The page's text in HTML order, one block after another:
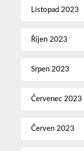
Listopad 2023
Říjen 2023
Srpen 2023
Červenec 2023
Červen 2023